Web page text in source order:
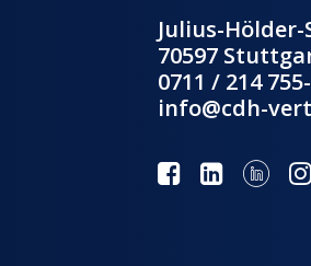
Julius-
70597
0711 / 214
info@cdh-